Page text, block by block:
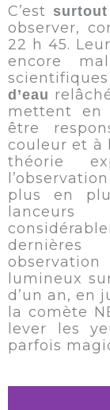
C’est surtout
observer,
22 h 45.
encore
d’eau
mettent en
être
couleur et à
théorie
plus en
dernières
lumineux
d’un an, en
la comète
lever les
parfois